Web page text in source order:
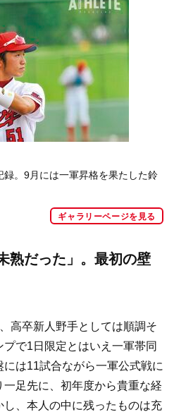
。9月には一軍昇格を果たした鈴
ギャラリーページを見る
熟だった」。最初の壁
高卒新人野手としては順調そ
で1日限定とはいえ一軍帯同
は11試合ながら一軍公式戦に
一足先に、初年度から貴重な経
、本人の中に残ったものは充